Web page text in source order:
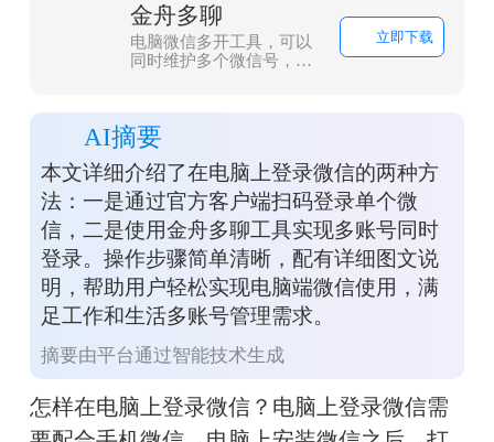
金舟多聊
电脑微信多开工具，可以
同时维护多个微信号，微
员沟通效率，帮助企业用
更少的客服，服务更多客
户。
立即下载
AI摘要
本文详细介绍了在电脑上登录微信的两种方
法：一是通过官方客户端扫码登录单个微
信，二是使用金舟多聊工具实现多账号同时
登录。操作步骤简单清晰，配有详细图文说
明，帮助用户轻松实现电脑端微信使用，满
足工作和生活多账号管理需求。
摘要由平台通过智能技术生成
怎样在电脑上登录微信？电脑上登录微信需